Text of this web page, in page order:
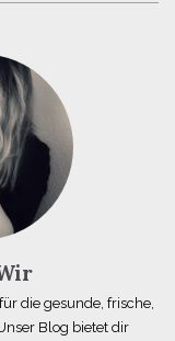
die gesunde, frische,
Blog bietet dir